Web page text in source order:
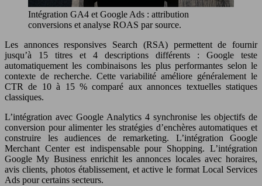
Intégration GA4 et Google Ads : attribution
conversions et analyse ROAS par source.
Les annonces responsives Search (RSA) permettent de fournir
jusqu’à 15 titres et 4 descriptions différents : Google teste
automatiquement les combinaisons les plus performantes selon le
contexte de recherche. Cette variabilité améliore généralement le
CTR de 10 à 15 % comparé aux annonces textuelles statiques
classiques.
L’intégration avec Google Analytics 4 synchronise les objectifs de
conversion pour alimenter les stratégies d’enchères automatiques et
construire les audiences de remarketing. L’intégration Google
Merchant Center est indispensable pour Shopping. L’intégration
Google My Business enrichit les annonces locales avec horaires,
avis clients, photos établissement, et active le format Local Services
Ads pour certains secteurs.